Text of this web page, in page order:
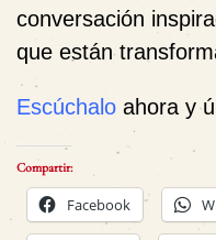
conversación
que están
Escúchalo ahora y
Compartir:
Facebook